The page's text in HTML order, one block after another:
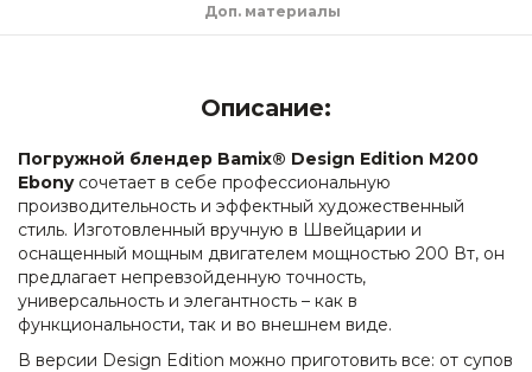
Доп. материалы
Описание:
Погружной блендер Bamix® Design Edition M200
Ebonyсочетает в себе профессиональную
производительность и эффектный художественный
стиль. Изготовленный вручную в Швейцарии и
оснащенный мощным двигателем мощностью 200 Вт, он
предлагает непревзойденную точность,
универсальность и элегантность – как в
функциональности, так и во внешнем виде.
В версии Design Edition можно приготовить все: от супов